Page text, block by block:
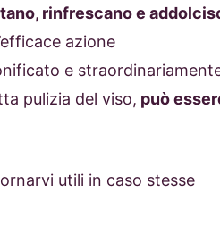
rinfrescano e
azione
e
pulizia del viso, può
utili in caso stesse